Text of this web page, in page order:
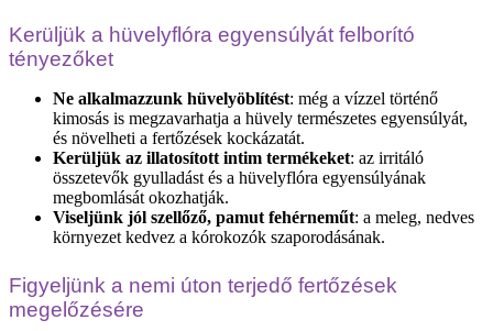
Kerüljük a hüvelyflóra egyensúlyát felborító
tényezőket
Ne alkalmazzunk hüvelyöblítést: még a vízzel történő
kimosás is megzavarhatja a hüvely természetes egyensúlyát,
és növelheti a fertőzések kockázatát.
Kerüljük az illatosított intim termékeket: az irritáló
összetevők gyulladást és a hüvelyflóra egyensúlyának
megbomlását okozhatják.
Viseljünk jól szellőző, pamut fehérneműt: a meleg, nedves
környezet kedvez a kórokozók szaporodásának.
Figyeljünk a nemi úton terjedő fertőzések
megelőzésére